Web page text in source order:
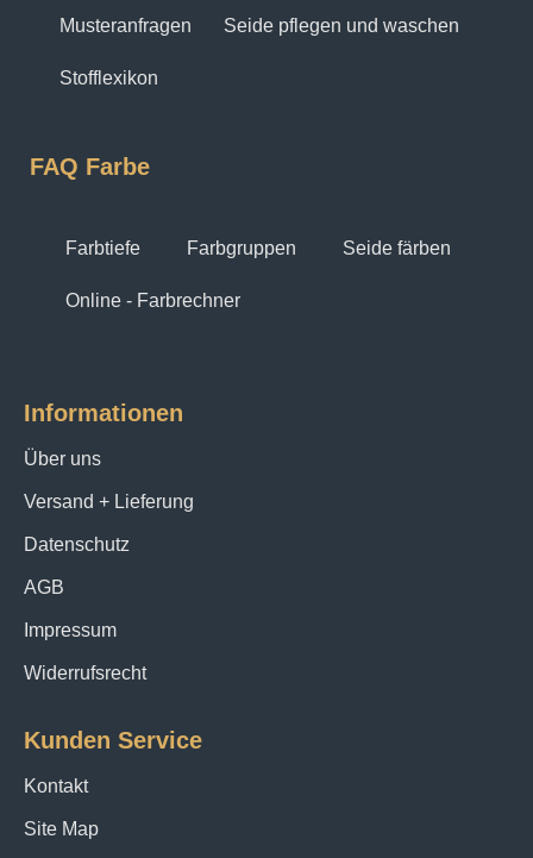
Musteranfragen Seide pflegen und waschen
Stofflexikon
FAQ Farbe
Farbtiefe Farbgruppen Seide färben
Online - Farbrechner
Informationen
Über uns
Versand + Lieferung
Datenschutz
AGB
Impressum
Widerrufsrecht
Kunden Service
Kontakt
Site Map